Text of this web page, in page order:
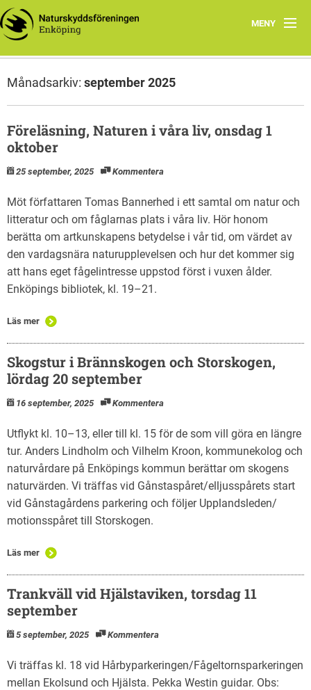
MENY
Hem
Styrelsen
Månadsarkiv: september 2025
Föreläsning, Naturen i våra liv, onsdag 1
oktober
25 september, 2025 Kommentera
Möt författaren Tomas Bannerhed i ett samtal om natur och
litteratur och om fåglarnas plats i våra liv. Hör honom
berätta om artkunskapens betydelse i vår tid, om värdet av
den vardagsnära naturupplevelsen och hur det kommer sig
att hans eget fågelintresse uppstod först i vuxen ålder.
Enköpings bibliotek, kl. 19–21.
Läs mer
Skogstur i Brännskogen och Storskogen,
lördag 20 september
16 september, 2025 Kommentera
Utflykt kl. 10–13, eller till kl. 15 för de som vill göra en längre
tur. Anders Lindholm och Vilhelm Kroon, kommunekolog och
naturvårdare på Enköpings kommun berättar om skogens
naturvärden. Vi träffas vid Gånstaspåret/elljusspårets start
vid Gånstagårdens parkering och följer Upplandsleden/
motionsspåret till Storskogen.
Läs mer
Trankväll vid Hjälstaviken, torsdag 11
september
5 september, 2025 Kommentera
Vi träffas kl. 18 vid Hårbyparkeringen/Fågeltornsparkeringen
mellan Ekolsund och Hjälsta. Pekka Westin guidar. Obs: